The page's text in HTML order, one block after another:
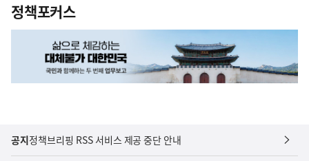
정책포커스
공지정책브리핑 RSS 서비스 제공 중단 안내